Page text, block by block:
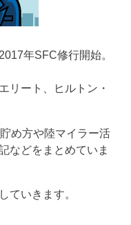
年SFC修行開始。
リート、ヒルトン・
め方や陸マイラー活
などをまとめていま
ていきます。